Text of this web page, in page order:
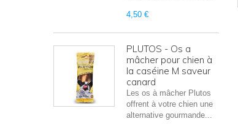
4,50 €
PLUTOS - Os a
mâcher pour chien à
la caséine M saveur
canard
Les os à mâcher Plutos
offrent à votre chien une
alternative gourmande...